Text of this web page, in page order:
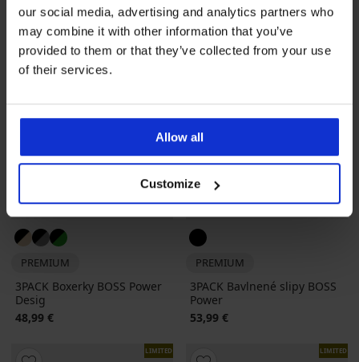
our social media, advertising and analytics partners who
may combine it with other information that you’ve
provided to them or that they’ve collected from your use
of their services.
Allow all
Customize
PREMIUM
3PACK Boxerky BOSS Power
Desig
48,99 €
PREMIUM
3PACK Bavlnené slipy BOSS
Power
53,99 €
LIMITED LIMITED